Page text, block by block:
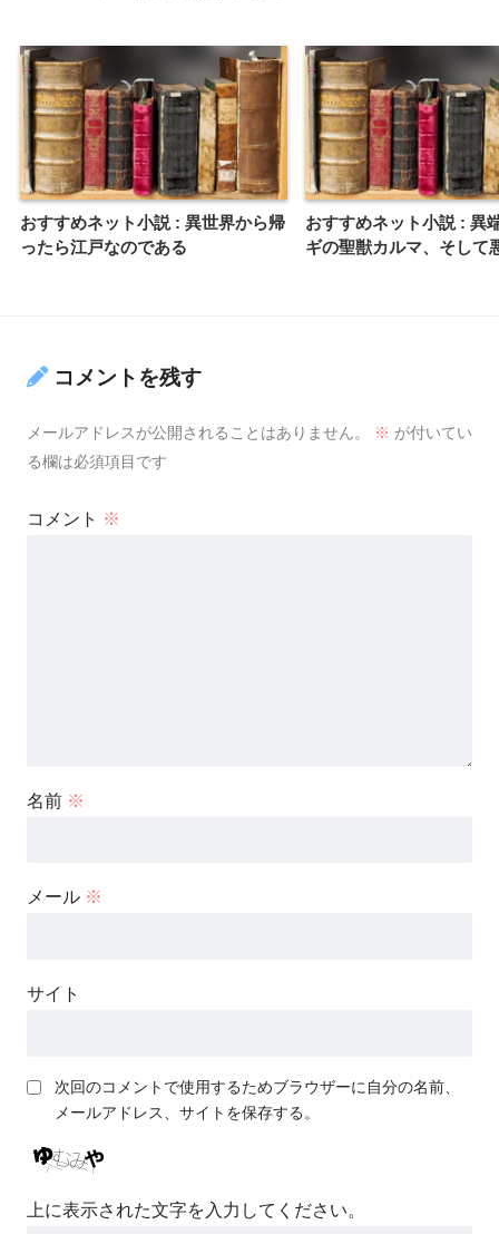
おすすめネット小説 : 異世界から帰
ったら江戸なのである
おすすめネット小説 : 異
ギの聖獣カルマ、そして
コメントを残す
メールアドレスが公開されることはありません。 ※ が付いてい
る欄は必須項目です
コメント ※
名前 ※
メール ※
サイト
次回のコメントで使用するためブラウザーに自分の名前、
メールアドレス、サイトを保存する。
上に表示された文字を入力してください。